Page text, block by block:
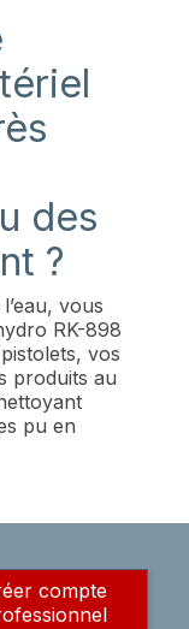
des
?
vous
RK-898
vos
produits au
pu en
compte